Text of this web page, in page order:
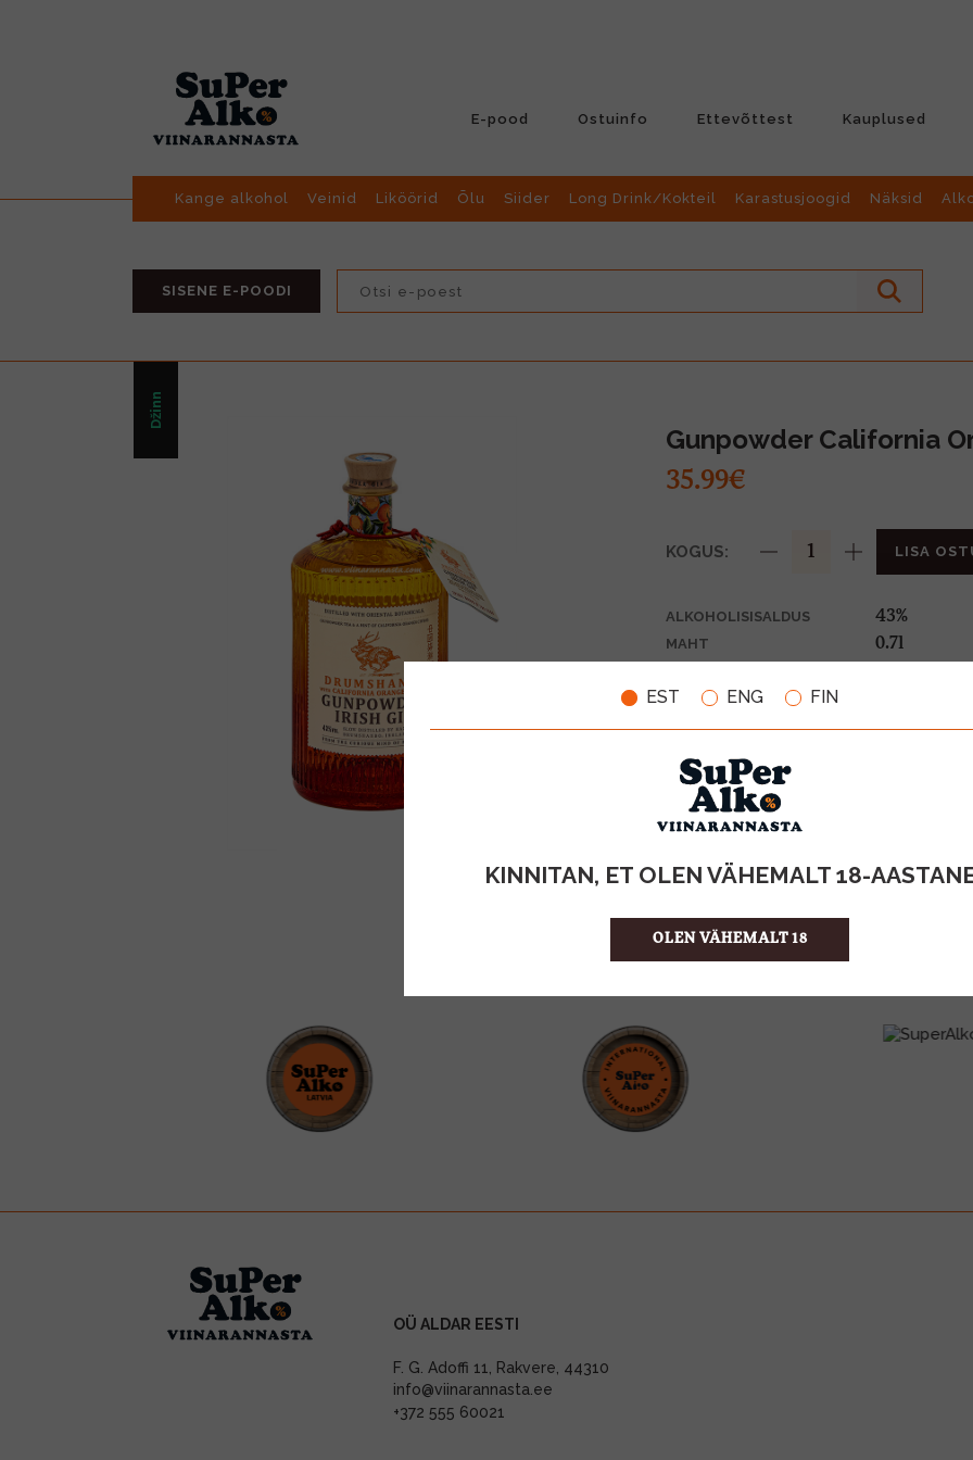
EST ENG FIN
KINNITAN, ET OLEN VÄHEMALT 18-
OLEN VÄHEMALT 18
E-pood Ostuinfo Ettevõttest Kauplused
Kange alkohol Veinid Liköörid Õlu Siider Long Drink/Kokteil Karastusjoogid Näksid
SISENE E-POODI
Džinn
Gunpowder California
35.99€
KOGUS: LISA
ALKOHOLISISALDUS 43%
MAHT 0.7l
TOOTE LIIK
ÜHIKU HIND
KOGUS KASTIS
OÜ ALDAR EESTI
F. G. Adoffi 11, Rakvere, 44310
info@viinarannasta.ee
+372 555 60021